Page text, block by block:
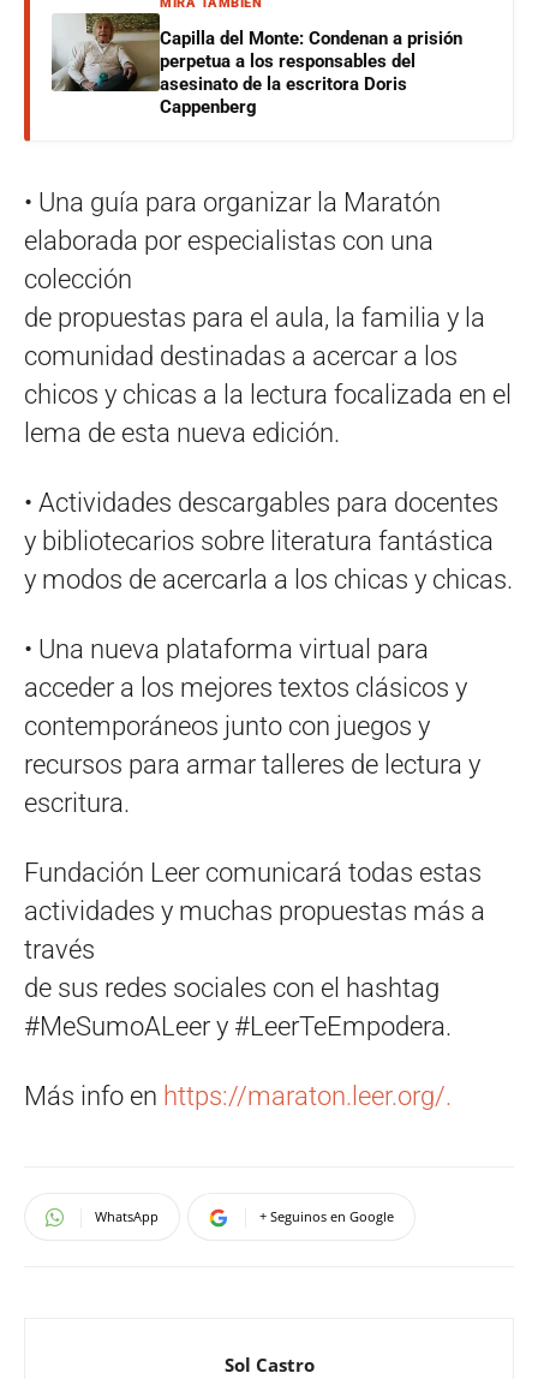
MIRÁ TAMBIÉN
Capilla del Monte: Condenan a prisión
perpetua a los responsables del
asesinato de la escritora Doris
Cappenberg
• Una guía para organizar la Maratón
elaborada por especialistas con una
colección
de propuestas para el aula, la familia y la
comunidad destinadas a acercar a los
chicos y chicas a la lectura focalizada en el
lema de esta nueva edición.
• Actividades descargables para docentes
y bibliotecarios sobre literatura fantástica
y modos de acercarla a los chicas y chicas.
• Una nueva plataforma virtual para
acceder a los mejores textos clásicos y
contemporáneos junto con juegos y
recursos para armar talleres de lectura y
escritura.
Fundación Leer comunicará todas estas
actividades y muchas propuestas más a
través
de sus redes sociales con el hashtag
#MeSumoALeer y #LeerTeEmpodera.
Más info en https://maraton.leer.org/.
WhatsApp + Seguinos en Google
Sol Castro